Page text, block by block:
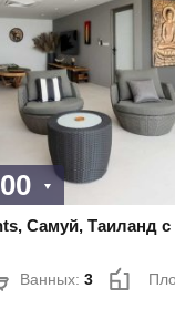
Самуй, Таиланд
Ванных:3